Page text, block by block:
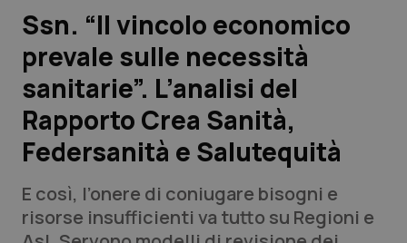
Scienza e Farmaci
Studi e Analisi
Lettere al direttore
QS Pro
Ssn. “Il vincolo economico
prevale sulle necessità
sanitarie”. L’analisi del
Rapporto Crea Sanità,
Federsanità e Salutequità
E così, l’onere di coniugare bisogni e
risorse insufficienti va tutto su Regioni e